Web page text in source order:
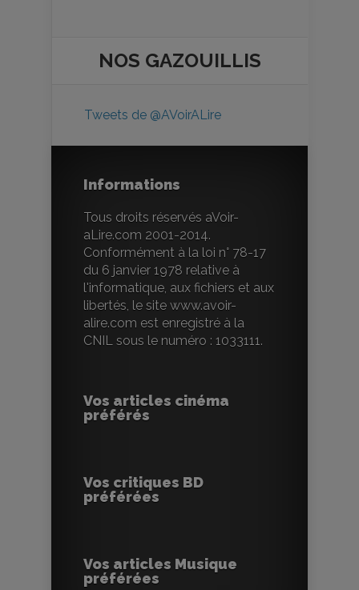
NOS GAZOUILLIS
Tweets de @AVoirALire
Informations
Tous droits réservés aVoir-
aLire.com 2001-2014.
Conformément à la loi n° 78-17
du 6 janvier 1978 relative à
l'informatique, aux fichiers et aux
libertés, le site www.avoir-
alire.com est enregistré à la
CNIL sous le numéro : 1033111.
Vos articles cinéma
préférés
Vos critiques BD
préférées
Vos articles Musique
préférées